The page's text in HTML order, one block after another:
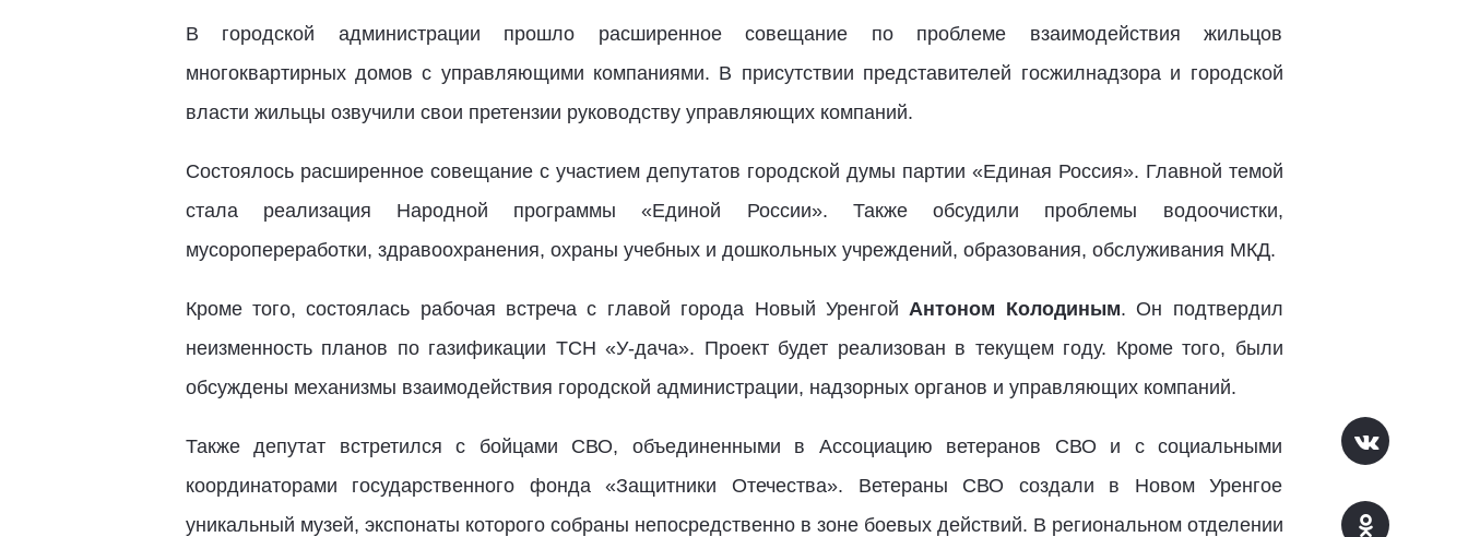
В городской администрации прошло расширенное совещание по проблеме взаимодействия жильцов
многоквартирных домов с управляющими компаниями. В присутствии представителей госжилнадзора и городской
власти жильцы озвучили свои претензии руководству управляющих компаний.
Состоялось расширенное совещание с участием депутатов городской думы партии «Единая Россия». Главной темой
стала реализация Народной программы «Единой России». Также обсудили проблемы водоочистки,
мусоропереработки, здравоохранения, охраны учебных и дошкольных учреждений, образования, обслуживания МКД.
Кроме того, состоялась рабочая встреча с главой города Новый УренгойАнтоном Колодиным. Он подтвердил
неизменность планов по газификации ТСН «У-дача». Проект будет реализован в текущем году. Кроме того, были
обсуждены механизмы взаимодействия городской администрации, надзорных органов и управляющих компаний.
Также депутат встретился с бойцами СВО, объединенными в Ассоциацию ветеранов СВО и с социальными
координаторами государственного фонда «Защитники Отечества». Ветераны СВО создали в Новом Уренгое
уникальный музей, экспонаты которого собраны непосредственно в зоне боевых действий. В региональном отделении